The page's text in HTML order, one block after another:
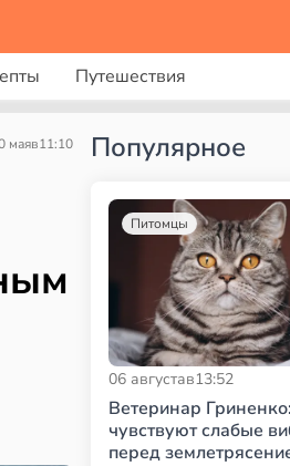
Путешествия
маяв11:10 Популярное
Питомцы
06 августав13:52
Ветеринар
чувствуют слабые
перед